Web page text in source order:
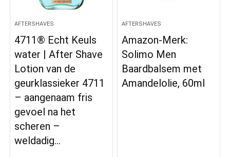
AFTERSHAVES
4711® Echt Keuls
water | After Shave
Lotion van de
geurklassieker 4711
– aangenaam fris
gevoel na het
scheren –
weldadig…
AFTERSHAVES
Amazon-Merk:
Solimo Men
Baardbalsem met
Amandelolie, 60ml